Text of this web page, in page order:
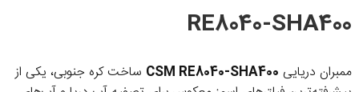
RE8040-SHA400
ممبران دریایی CSM RE8040-SHA400 ساخت کره جنوبی، یکی از